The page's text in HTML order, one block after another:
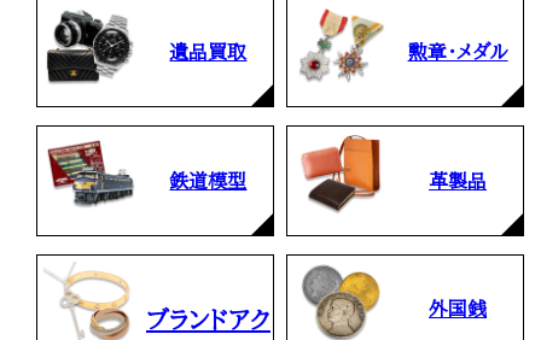
遺品買取 勲章・メダル
鉄道模型 革製品
ブランドアク
外国銭